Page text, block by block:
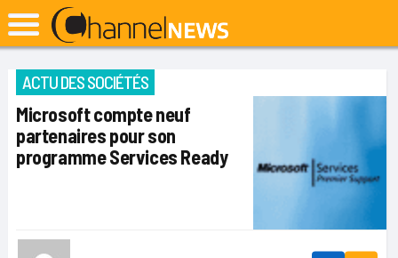
ACTU DES SOCIÉTÉS
Microsoft compte neuf
partenaires pour son
programme Services Ready